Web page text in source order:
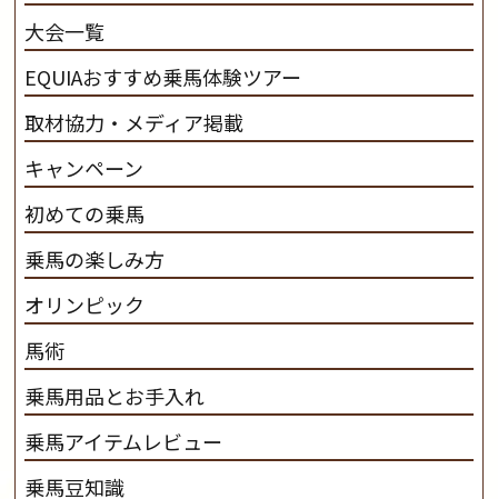
産･育成･調教を一貫して行います。カナディアンキャ
ンプ乗馬クラブ九州のツアー情報はこちら
大会一覧
EQUIAおすすめ乗馬体験ツアー
取材協力・メディア掲載
キャンペーン
初めての乗馬
乗馬の楽しみ方
オリンピック
馬術
乗馬用品とお手入れ
乗馬アイテムレビュー
乗馬豆知識